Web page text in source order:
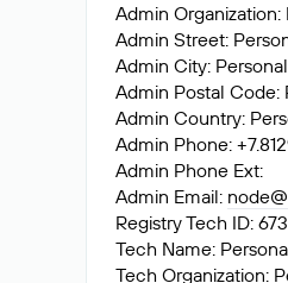
Admin
Admin Street:
Admin City:
Admin Postal
Admin Country:
Admin Phone:
Admin Phone Ext:
Admin Email:
Registry Tech ID:
Tech Name:
Tech Organization: